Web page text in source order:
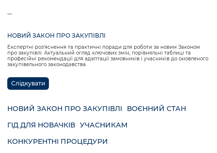
...
НОВИЙ ЗАКОН ПРО ЗАКУПІВЛІ
Експертні роз’яснення та практичні поради для роботи за новим Законом
про закупівлі. Актуальний огляд ключових змін, порівняльні таблиці та
професійні рекомендації для адаптації замовників і учасників до оновленого
закупівельного законодавства.
Слідкувати
НОВИЙ ЗАКОН ПРО ЗАКУПІВЛІ
ВОЄННИЙ СТАН
ГІД ДЛЯ НОВАЧКІВ УЧАСНИКАМ
КОНКУРЕНТНІ ПРОЦЕДУРИ